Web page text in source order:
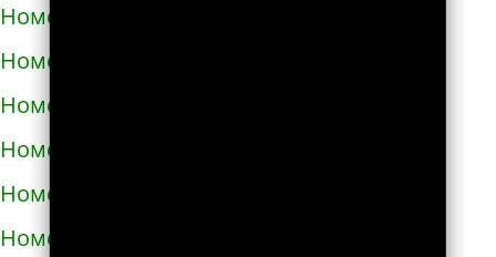
Номера телефонов такси в Жолкве
Номера телефонов такси в Запорожье
Номера телефонов такси в Збараже
Номера телефонов такси в Звенигородке
Номера телефонов такси в Здолбунове
Номера телефонов такси в Змиёве